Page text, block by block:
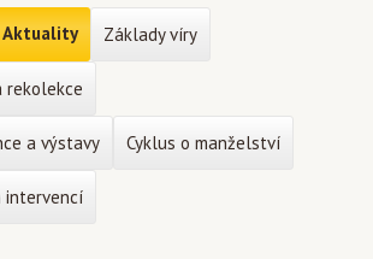
Aktuality Základy víry
rekolekce
a výstavy Cyklus o manželství
intervencí